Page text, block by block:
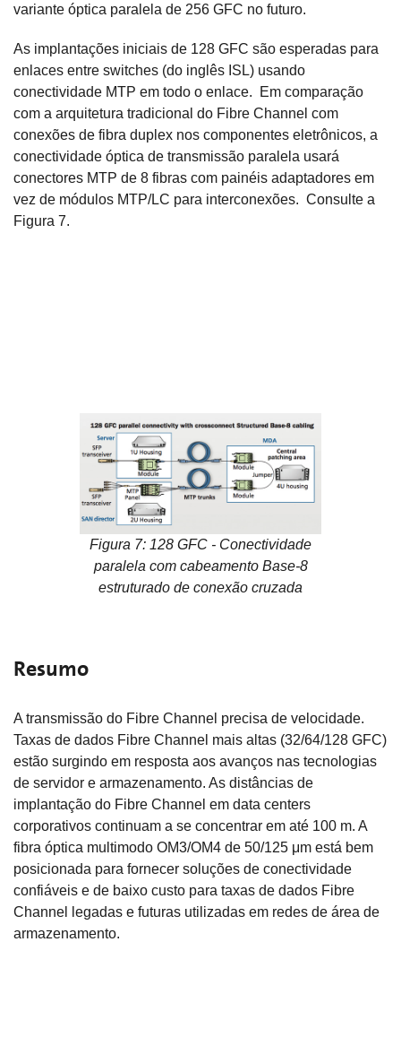
variante óptica paralela de 256 GFC no futuro.
As implantações iniciais de 128 GFC são esperadas para
enlaces entre switches (do inglês ISL) usando
conectividade MTP em todo o enlace. Em comparação
com a arquitetura tradicional do Fibre Channel com
conexões de fibra duplex nos componentes eletrônicos, a
conectividade óptica de transmissão paralela usará
conectores MTP de 8 fibras com painéis adaptadores em
vez de módulos MTP/LC para interconexões. Consulte a
Figura 7.
Figura 7: 128 GFC - Conectividade
paralela com cabeamento Base-8
estruturado de conexão cruzada
Resumo
A transmissão do Fibre Channel precisa de velocidade.
Taxas de dados Fibre Channel mais altas (32/64/128 GFC)
estão surgindo em resposta aos avanços nas tecnologias
de servidor e armazenamento. As distâncias de
implantação do Fibre Channel em data centers
corporativos continuam a se concentrar em até 100 m. A
fibra óptica multimodo OM3/OM4 de 50/125 μm está bem
posicionada para fornecer soluções de conectividade
confiáveis e de baixo custo para taxas de dados Fibre
Channel legadas e futuras utilizadas em redes de área de
armazenamento.